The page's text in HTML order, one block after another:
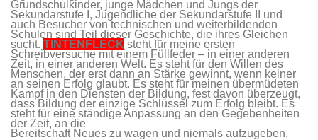
Grundschulkinder, junge Mädchen und Jungs der
Sekundarstufe I, Jugendliche der Sekundarstufe II und
auch Besucher von technischen und weiterbildenden
Schulen sind Teil dieser Geschichte, die ihres Gleichen
sucht. TINTENFLECK steht für meine ersten
Schreibversuche mit einem Füllfeder – in einer anderen
Zeit, in einer anderen Welt. Es steht für den Willen des
Menschen, der erst dann an Stärke gewinnt, wenn keiner
an seinen Erfolg glaubt. Es steht für meinen übermüdeten
Kampf in den Diensten der Bildung, fest davon überzeugt,
dass Bildung der einzige Schlüssel zum Erfolg bleibt. Es
steht für eine ständige Anpassung an den Gegebenheiten
der Zeit, an die
Bereitschaft Neues zu wagen und niemals aufzugeben.